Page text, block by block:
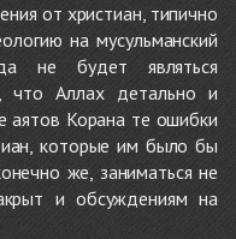
от христиан, типично
на мусульманский
не будет являться
что Аллах детально и
аятов Корана те ошибки
которые им было бы
же, заниматься не
и обсуждениям на